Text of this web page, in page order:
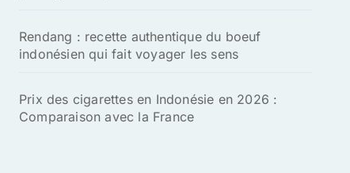
Rendang : recette authentique du boeuf
indonésien qui fait voyager les sens
Prix des cigarettes en Indonésie en 2026 :
Comparaison avec la France